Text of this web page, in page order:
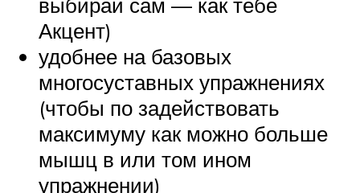
Акцент)
удобнее на базовых
многосуставных упражнениях
(чтобы по задействовать
максимуму как можно больше
мышц в или том ином
упражнении)